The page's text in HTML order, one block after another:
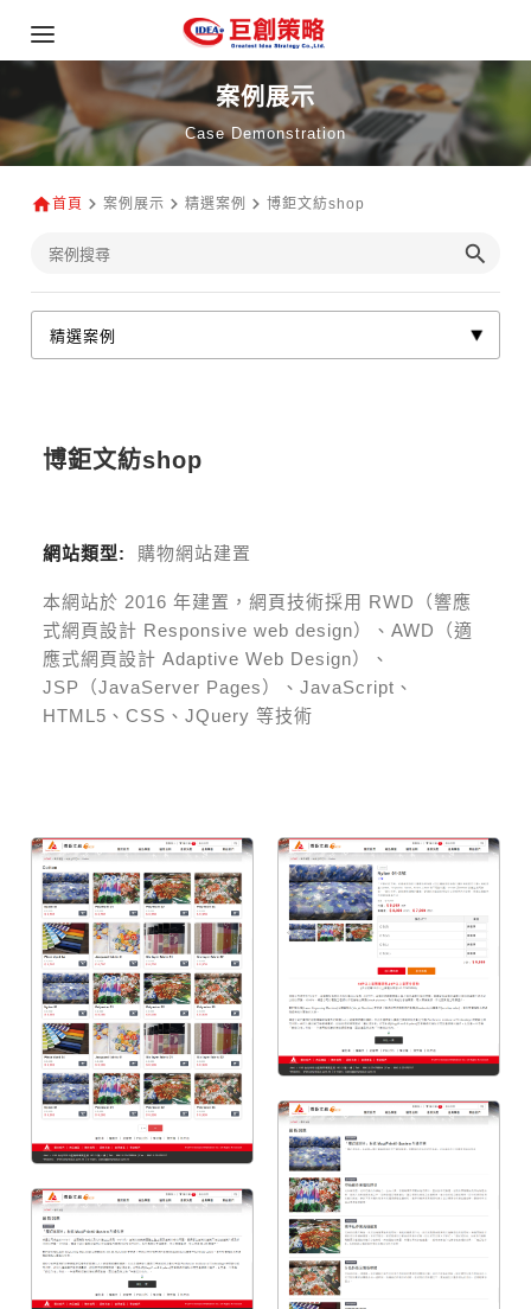
案例展示
Case Demonstration
首頁 案例展示 精選案例 博鉅文紡shop
博鉅文紡shop
網站類型: 購物網站建置
本網站於 2016 年建置，網頁技術採用 RWD（響應
式網頁設計 Responsive web design）、AWD（適
應式網頁設計 Adaptive Web Design）、
JSP（JavaServer Pages）、JavaScript、
HTML5、CSS、JQuery 等技術